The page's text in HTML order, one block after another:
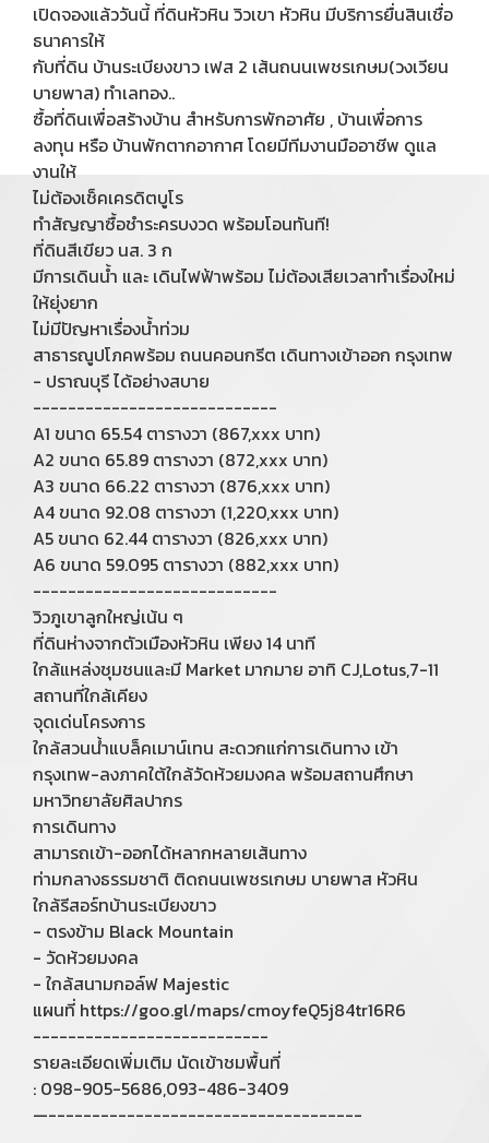
เปิดจองแล้ววันนี้ ที่ดินหัวหิน วิวเขา หัวหิน มีบริการยื่นสินเชื่อ
ธนาคารให้
กับที่ดิน บ้านระเบียงขาว เฟส 2 เส้นถนนเพชรเกษม(วงเวียน
บายพาส) ทำเลทอง..
ซื้อที่ดินเพื่อสร้างบ้าน สำหรับการพักอาศัย , บ้านเพื่อการ
ลงทุน หรือ บ้านพักตากอากาศ โดยมีทีมงานมืออาชีพ ดูแล
งานให้
ไม่ต้องเช็คเครดิต​บูโร
ทำสัญญาซื้อชำระครบงวด พร้อมโอนทันที!
ที่ดินสีเขียว นส. 3 ก
มีการเดินน้ำ และ เดินไฟฟ้าพร้อม ไม่ต้องเสียเวลาทำเรื่องใหม่
ให้ยุ่งยาก
ไม่มีปัญหาเรื่องน้ำท่วม
สาธารณูปโภคพร้อม ถนนคอนกรีต เดินทางเข้าออก กรุงเทพ
- ปราณบุรี ได้อย่างสบาย
----------------------------
A1 ขนาด 65.54 ตารางวา (867,xxx บาท)
A2 ขนาด 65.89 ตารางวา (872,xxx บาท)
A3 ขนาด 66.22 ตารางวา (876,xxx บาท)
A4 ขนาด 92.08 ตารางวา (1,220,xxx บาท)
A5 ขนาด 62.44 ตารางวา (826,xxx บาท)
A6 ขนาด 59.095 ตารางวา (882,xxx บาท)
----------------------------
วิวภูเขาลูกใหญ่เน้น ๆ
ที่ดินห่างจากตัวเมืองหัวหิน เพียง 14 นาที
ใกล้แหล่งชุมชนและมี Market มากมาย อาทิ CJ,Lotus,7-11
สถานที่ใกล้เคียง
จุดเด่นโครงการ
ใกล้สวนน้ําแบล็คเมาน์เทน สะดวกแก่การเดินทาง เข้า
กรุงเทพ-ลงภาคใต้ใกล้วัดห้วยมงคล พร้อมสถานศึกษา
มหาวิทยาลัยศิลปากร
การเดินทาง
สามารถเข้า-ออกได้หลากหลายเส้นทาง
ท่ามกลางธรรมชาติ ติดถนนเพชรเกษม บายพาส หัวหิน
ใกล้รีสอร์ทบ้านระเบียงขาว
- ตรงข้าม Black Mountain
- วัดห้วยมงคล
- ใกล้สนามกอล์ฟ Majestic
แผนที่ https://goo.gl/maps/cmoyfeQ5j84tr16R6
---------------------------
รายละเอียดเพิ่มเติม นัดเข้าชมพื้นที่
: 098-905-5686,093-486-3409
—------------------------------------